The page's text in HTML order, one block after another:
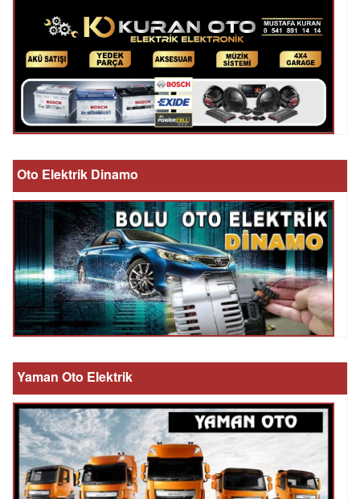
Oto Elektrik Dinamo
Yaman Oto Elektrik